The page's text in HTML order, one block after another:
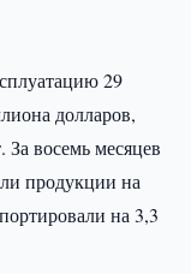
29
долларов,
За восемь месяцев
продукции на
на 3,3